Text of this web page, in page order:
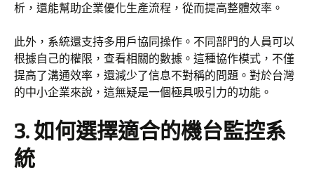
析，還能幫助企業優化生產流程，從而提高整體效率。
此外，系統還支持多用戶協同操作。不同部門的人員可以
根據自己的權限，查看相關的數據。這種協作模式，不僅
提高了溝通效率，還減少了信息不對稱的問題。對於台灣
的中小企業來說，這無疑是一個極具吸引力的功能。
3. 如何選擇適合的機台監控系
統